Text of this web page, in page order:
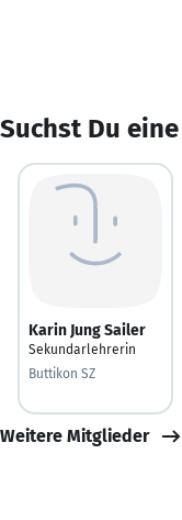
Suchst Du
Karin Jung Sailer
Sekundarlehrerin
Buttikon SZ
Weitere Mitglieder